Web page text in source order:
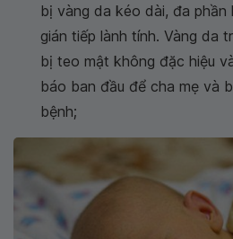
bị vàng da kéo dài, đa phần
gián tiếp lành tính. Vàng da
bị teo mật không đặc hiệu
báo ban đầu để cha mẹ và
bệnh;